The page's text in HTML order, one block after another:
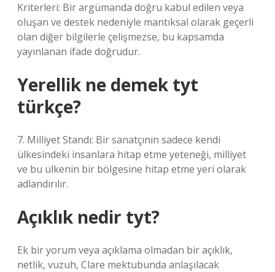
Kriterleri: Bir argümanda doğru kabul edilen veya
oluşan ve destek nedeniyle mantıksal olarak geçerli
olan diğer bilgilerle çelişmezse, bu kapsamda
yayınlanan ifade doğrudur.
Yerellik ne demek tyt
türkçe?
7. Milliyet Standı: Bir sanatçının sadece kendi
ülkesindeki insanlara hitap etme yeteneği, milliyet
ve bu ülkenin bir bölgesine hitap etme yeri olarak
adlandırılır.
Açıklık nedir tyt?
Ek bir yorum veya açıklama olmadan bir açıklık,
netlik, vuzuh, Clare mektubunda anlaşılacak